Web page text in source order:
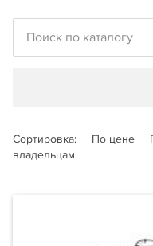
Сортировка: По цене
владельцам